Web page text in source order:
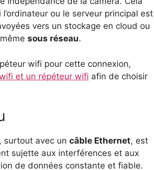
ou le serveur principal est
vers un stockage en cloud ou
sous réseau.
wifi pour cette connexion,
et un répéteur wifi afin de choisir
, surtout avec un câble Ethernet, est
sujette aux interférences et aux
de données constante et fiable.